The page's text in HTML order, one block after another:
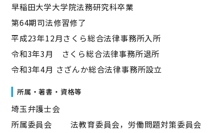
早稲田大学大学院法務研究科卒業
第64期司法修習修了
平成23年12月さくら総合法律事務所入所
令和3年3月 さくら総合法律事務所退所
令和3年4月 さざんか総合法律事務所設立
所属・著書・資格等
埼玉弁護士会
所属委員会 法教育委員会，労働問題対策委員会